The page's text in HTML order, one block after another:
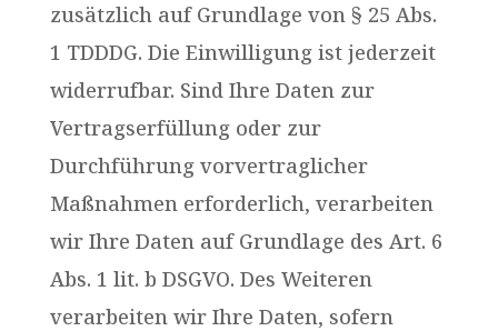
zusätzlich auf Grundlage von § 25 Abs.
1 TDDDG. Die Einwilligung ist jederzeit
widerrufbar. Sind Ihre Daten zur
Vertragserfüllung oder zur
Durchführung vorvertraglicher
Maßnahmen erforderlich, verarbeiten
wir Ihre Daten auf Grundlage des Art. 6
Abs. 1 lit. b DSGVO. Des Weiteren
verarbeiten wir Ihre Daten, sofern